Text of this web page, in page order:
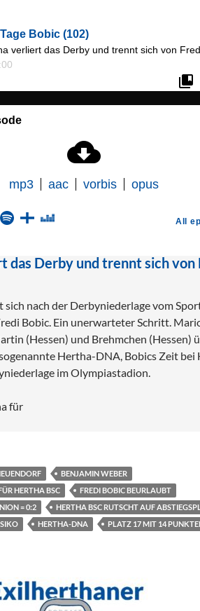
das Derby und trennt sich von
sich nach der Derbyniederlage vom
Bobic. Ein unerwarteter Schritt.
(Hessen) und Brehmchen (Hessen)
Hertha-DNA, Bobics Zeit bei
im Olympiastadion.
für
BENJAMIN WEBER
HERTHA BSC
FREDI BOBIC BEURLAUBT
= 0:2
HERTHA BSC RUTSCHT AUF
HERTHA-DNA PLATZ 17 MIT 14